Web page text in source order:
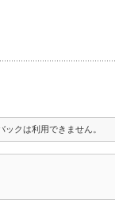
ックは利用できません。